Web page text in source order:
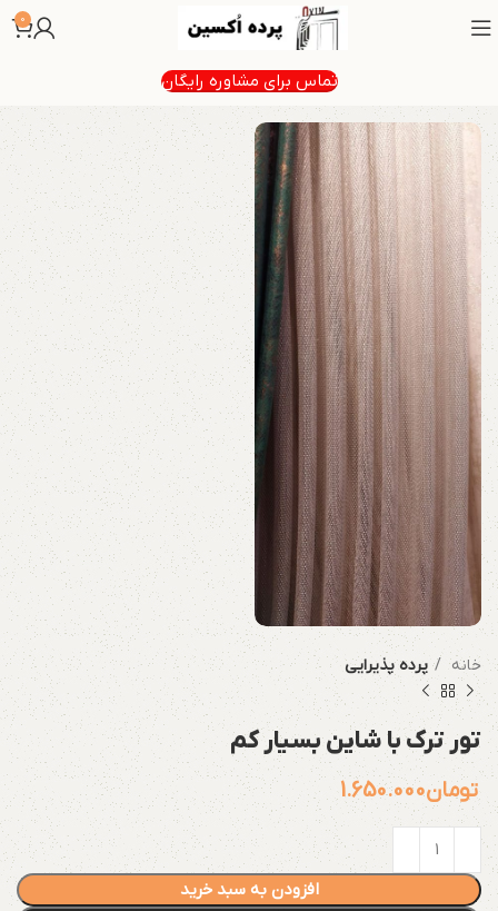
0
تماس برای مشاوره رایگان
خانه پرده پذیرایی
تور ترک با شاین بسیار کم
تومان1.650.000
افزودن به سبد خرید